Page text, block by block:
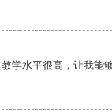
学水平很高，让我能